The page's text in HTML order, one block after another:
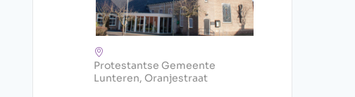
Protestantse Gemeente
Lunteren, Oranjestraat